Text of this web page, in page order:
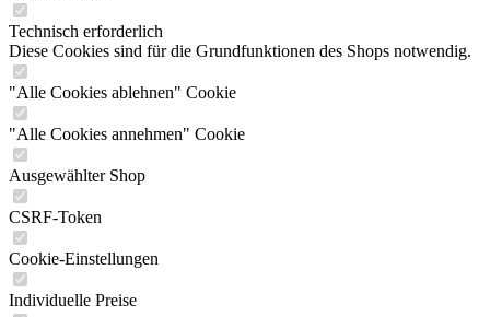
Technisch erforderlich
Diese Cookies sind für die Grundfunktionen des Shops notwendig.
"Alle Cookies ablehnen" Cookie
"Alle Cookies annehmen" Cookie
Ausgewählter Shop
CSRF-Token
Cookie-Einstellungen
Individuelle Preise